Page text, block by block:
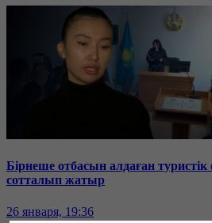
Бірнеше отбасын алдаған
сотталып жатыр
26 января, 19:36